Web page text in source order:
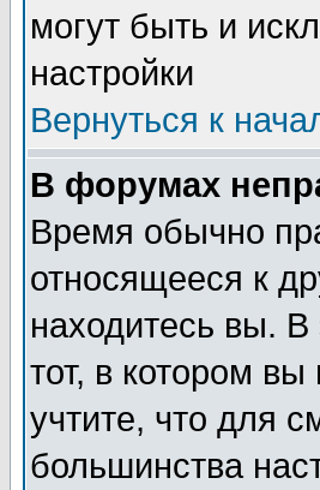
могут быть и
настройки
Вернуться к
В форумах
Время обычно
относящееся к
находитесь вы.
тот, в котором
учтите, что для
большинства